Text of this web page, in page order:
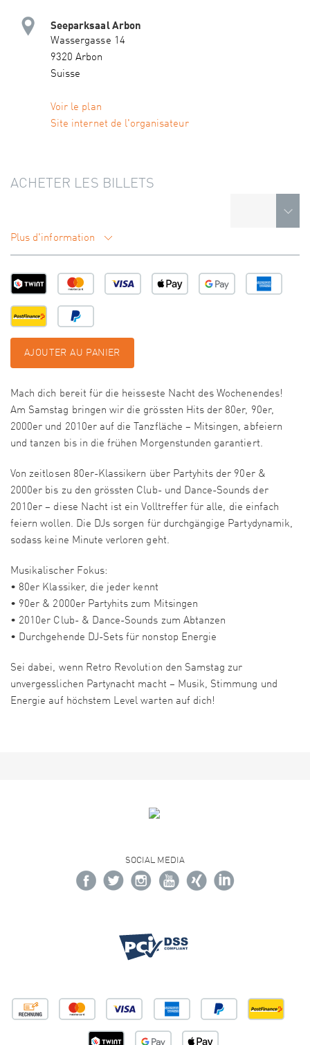
Seeparksaal Arbon
Wassergasse 14
9320 Arbon
Suisse
Voir le plan
Site internet de l'organisateur
ACHETER LES BILLETS
Plus d'information
AJOUTER AU PANIER
Mach dich bereit für die heisseste Nacht des Wochenendes!
Am Samstag bringen wir die grössten Hits der 80er, 90er,
2000er und 2010er auf die Tanzfläche – Mitsingen, abfeiern
und tanzen bis in die frühen Morgenstunden garantiert.
Von zeitlosen 80er-Klassikern über Partyhits der 90er &
2000er bis zu den grössten Club- und Dance-Sounds der
2010er – diese Nacht ist ein Volltreffer für alle, die einfach
feiern wollen. Die DJs sorgen für durchgängige Partydynamik,
sodass keine Minute verloren geht.
Musikalischer Fokus:
• 80er Klassiker, die jeder kennt
• 90er & 2000er Partyhits zum Mitsingen
• 2010er Club- & Dance-Sounds zum Abtanzen
• Durchgehende DJ-Sets für nonstop Energie
Sei dabei, wenn Retro Revolution den Samstag zur
unvergesslichen Partynacht macht – Musik, Stimmung und
Energie auf höchstem Level warten auf dich!
SOCIAL MEDIA